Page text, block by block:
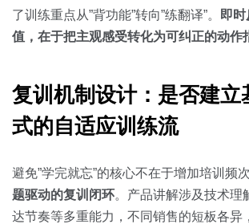
了训练重点从”背功能”转向”练翻译”。
即
值，在于把主观感受转化为可纠正的动作
复训机制设计：是否建立
式的自适应训练流
避免”学完就忘”的核心不在于增加培训频
题驱动的复训闭环。产品讲解涉及技术理
达节奏等多重能力，不同销售的短板各异